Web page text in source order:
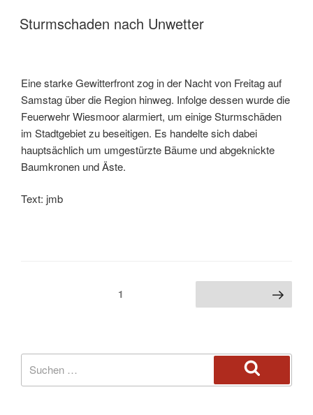
Sturmschaden nach Unwetter
Eine starke Gewitterfront zog in der Nacht von Freitag auf
Samstag über die Region hinweg. Infolge dessen wurde die
Feuerwehr Wiesmoor alarmiert, um einige Sturmschäden
im Stadtgebiet zu beseitigen. Es handelte sich dabei
hauptsächlich um umgestürzte Bäume und abgeknickte
Baumkronen und Äste.
Text: jmb
1